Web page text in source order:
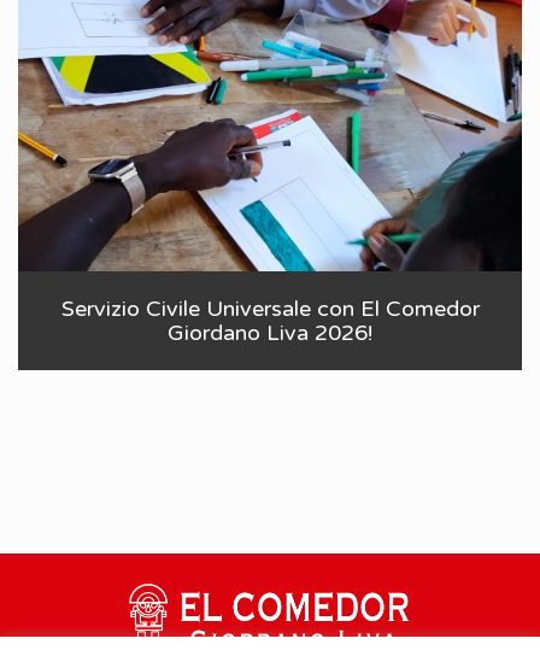
Servizio Civile Universale con El Comedor
Giordano Liva 2026!